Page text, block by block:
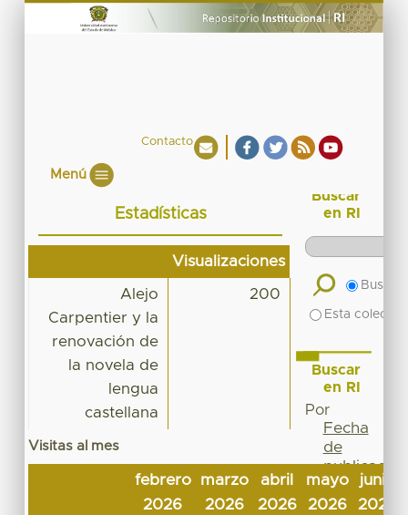
Contacto
Menú
Estadísticas
Visualizaciones
Alejo
Carpentier y la
renovación de
la novela de
lengua
castellana
200
Visitas al mes
febrero
2026
marzo
2026
abril
2026
mayo
2026
junio
2026
Buscar
en RI
Buscar
Esta
Buscar
en RI
Por
Fecha
de
publicación
Autor
Título